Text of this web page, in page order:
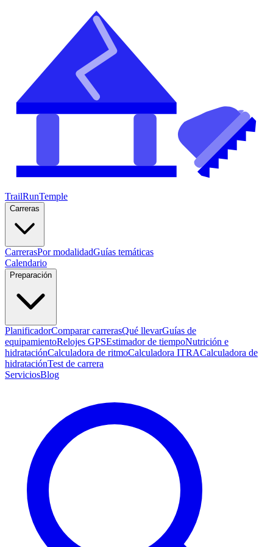
TrailRunTemple
Carreras
CarrerasPor modalidadGuías temáticas
Calendario
Preparación
PlanificadorComparar carrerasQué llevarGuías de
equipamientoRelojes GPSEstimador de tiempoNutrición e
hidrataciónCalculadora de ritmoCalculadora ITRACalculadora de
hidrataciónTest de carrera
ServiciosBlog